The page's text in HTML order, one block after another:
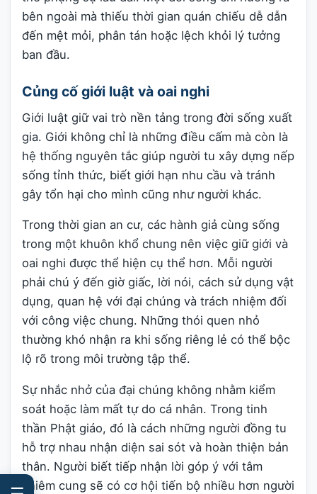
bên ngoài mà thiếu thời gian quán chiếu dễ dẫn
đến mệt mỏi, phân tán hoặc lệch khỏi lý tưởng
ban đầu.
Củng cố giới luật và oai nghi
Giới luật giữ vai trò nền tảng trong đời sống xuất
gia. Giới không chỉ là những điều cấm mà còn là
hệ thống nguyên tắc giúp người tu xây dựng nếp
sống tỉnh thức, biết giới hạn nhu cầu và tránh
gây tổn hại cho mình cũng như người khác.
Trong thời gian an cư, các hành giả cùng sống
trong một khuôn khổ chung nên việc giữ giới và
oai nghi được thể hiện cụ thể hơn. Mỗi người
phải chú ý đến giờ giấc, lời nói, cách sử dụng vật
dụng, quan hệ với đại chúng và trách nhiệm đối
với công việc chung. Những thói quen nhỏ
thường khó nhận ra khi sống riêng lẻ có thể bộc
lộ rõ trong môi trường tập thể.
Sự nhắc nhở của đại chúng không nhằm kiểm
soát hoặc làm mất tự do cá nhân. Trong tinh
thần Phật giáo, đó là cách những người đồng tu
hỗ trợ nhau nhận diện sai sót và hoàn thiện bản
thân. Người biết tiếp nhận lời góp ý với tâm
khiêm cung sẽ có cơ hội tiến bộ nhiều hơn người